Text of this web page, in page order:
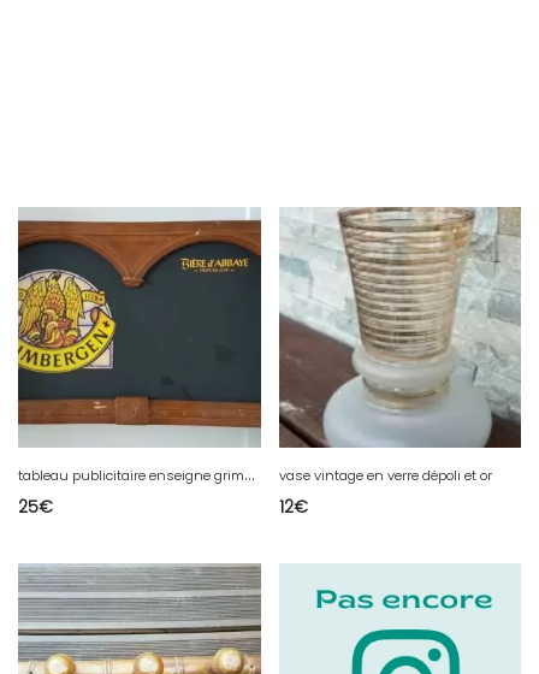
t
ableau publicitaire enseigne grimbergen
25€
vase vintage en verre dépoli et or
12€